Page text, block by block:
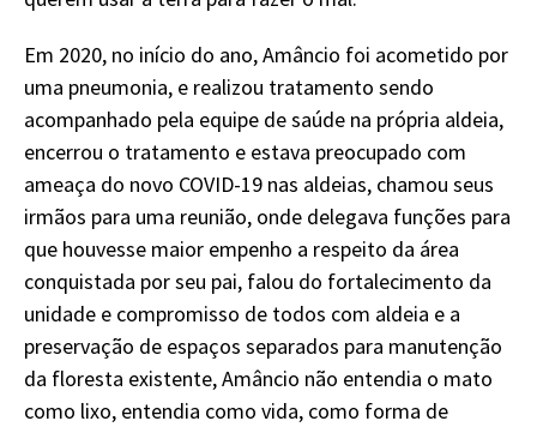
Em 2020, no início do ano, Amâncio foi acometido por
uma pneumonia, e realizou tratamento sendo
acompanhado pela equipe de saúde na própria aldeia,
encerrou o tratamento e estava preocupado com
ameaça do novo COVID-19 nas aldeias, chamou seus
irmãos para uma reunião, onde delegava funções para
que houvesse maior empenho a respeito da área
conquistada por seu pai, falou do fortalecimento da
unidade e compromisso de todos com aldeia e a
preservação de espaços separados para manutenção
da floresta existente, Amâncio não entendia o mato
como lixo, entendia como vida, como forma de